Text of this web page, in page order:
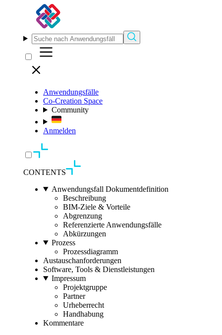
Anwendungsfälle
Co-Creation Space
Community
Anmelden
CONTENTS
Anwendungsfall Dokumentdefinition
Beschreibung
BIM-Ziele & Vorteile
Abgrenzung
Referenzierte Anwendungsfälle
Abkürzungen
Prozess
Prozessdiagramm
Austauschanforderungen
Software, Tools & Dienstleistungen
Impressum
Projektgruppe
Partner
Urheberrecht
Handhabung
Kommentare